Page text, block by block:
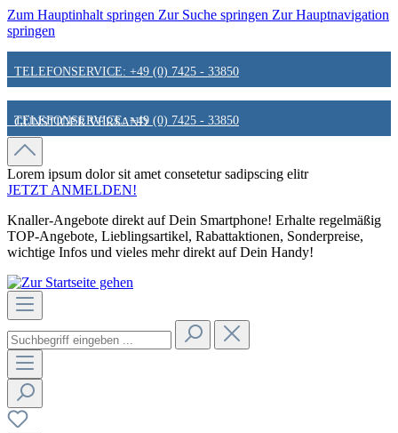
Zum Hauptinhalt springen Zur Suche springen Zur Hauptnavigation
springen
TELEFONSERVICE: +49 (0) 7425 - 33850
GÜNSTIGER VERSAND
FAIR & KUNDENORIENTIERT
HINWEIS ZU STATIONÄREN PREISEN
TELEFONSERVICE: +49 (0) 7425 - 33850
GÜNSTIGER VERSAND
FAIR & KUNDENORIENTIERT
HINWEIS ZU STATIONÄREN PREISEN
Lorem ipsum dolor sit amet consetetur sadipscing elitr
JETZT ANMELDEN!
Knaller-Angebote direkt auf Dein Smartphone! Erhalte regelmäßig
TOP-Angebote, Lieblingsartikel, Rabattaktionen, Sonderpreise,
wichtige Infos und vieles mehr direkt auf Dein Handy!